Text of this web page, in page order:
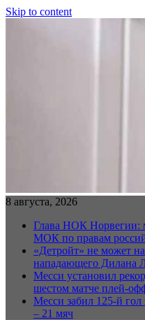
Skip to content
8 августа, 2026
Глава НОК Норвегии:
МОК по правам
«Детройт» не может
нападающего Дилана
Месси установил
шестом матче
Месси забил 125-й
– 21 мяч